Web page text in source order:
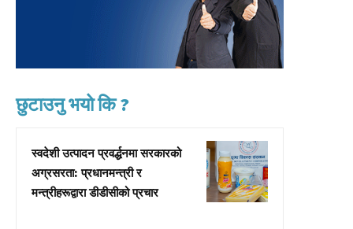
छुटाउनु भयो कि ?
स्वदेशी उत्पादन प्रवर्द्धनमा सरकारको
अग्रसरता: प्रधानमन्त्री र
मन्त्रीहरूद्वारा डीडीसीको प्रचार